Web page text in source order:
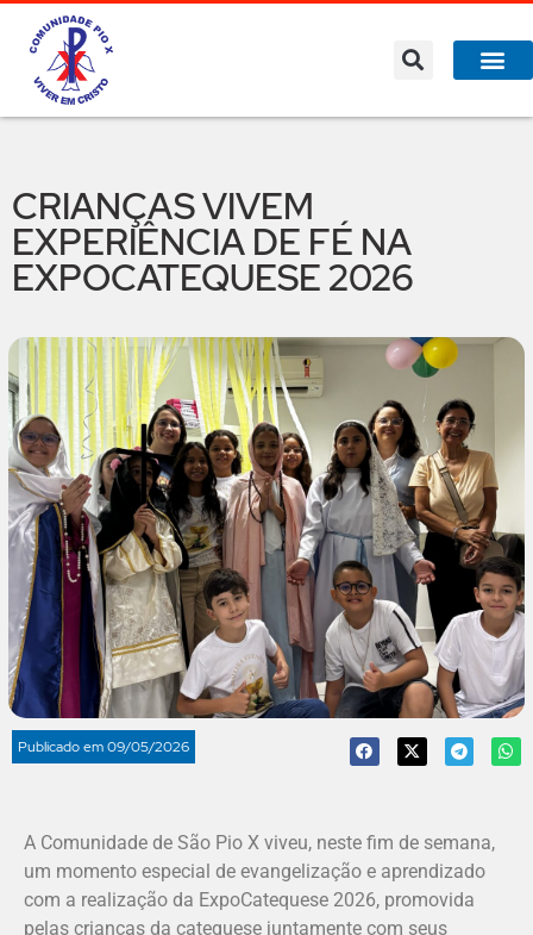
CRIANÇAS VIVEM
EXPERIÊNCIA DE FÉ NA
EXPOCATEQUESE 2026
Publicado em09/05/2026
A Comunidade de São Pio X viveu, neste fim de semana,
um momento especial de evangelização e aprendizado
com a realização da ExpoCatequese 2026, promovida
pelas crianças da catequese juntamente com seus